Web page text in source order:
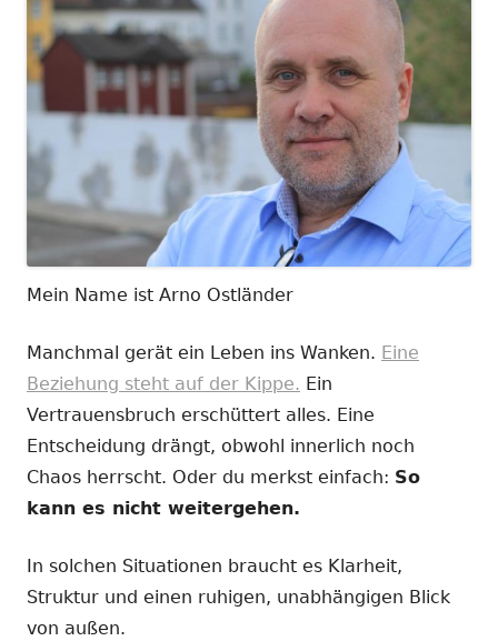
Mein Name ist Arno Ostländer
Manchmal gerät ein Leben ins Wanken. Eine
Beziehung steht auf der Kippe. Ein
Vertrauensbruch erschüttert alles. Eine
Entscheidung drängt, obwohl innerlich noch
Chaos herrscht. Oder du merkst einfach: So
kann es nicht weitergehen.
In solchen Situationen braucht es Klarheit,
Struktur und einen ruhigen, unabhängigen Blick
von außen.